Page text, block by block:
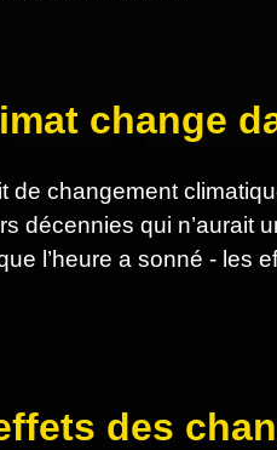
change
de changement
décennies qui n’aurait
l’heure a sonné - les
des